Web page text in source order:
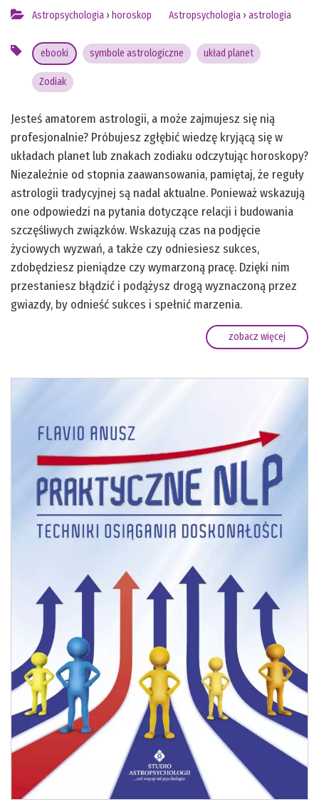
Astropsychologia › horoskop Astropsychologia › astrologia
ebooki symbole astrologiczne układ planet
Zodiak
Jesteś amatorem astrologii, a może zajmujesz się nią
profesjonalnie? Próbujesz zgłębić wiedzę kryjącą się w
układach planet lub znakach zodiaku odczytując horoskopy?
Niezależnie od stopnia zaawansowania, pamiętaj, że reguły
astrologii tradycyjnej są nadal aktualne. Ponieważ wskazują
one odpowiedzi na pytania dotyczące relacji i budowania
szczęśliwych związków. Wskazują czas na podjęcie
życiowych wyzwań, a także czy odniesiesz sukces,
zdobędziesz pieniądze czy wymarzoną pracę. Dzięki nim
przestaniesz błądzić i podążysz drogą wyznaczoną przez
gwiazdy, by odnieść sukces i spełnić marzenia.
zobacz więcej